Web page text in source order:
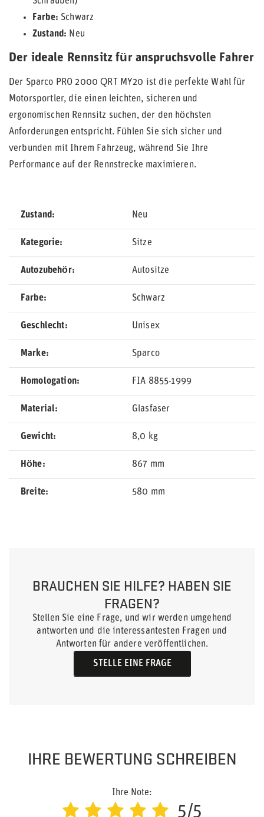
Farbe: Schwarz
Zustand: Neu
Der ideale Rennsitz für anspruchsvolle Fahrer
Der Sparco PRO 2000 QRT MY20 ist die perfekte Wahl für
Motorsportler, die einen leichten, sicheren und
ergonomischen Rennsitz suchen, der den höchsten
Anforderungen entspricht. Fühlen Sie sich sicher und
verbunden mit Ihrem Fahrzeug, während Sie Ihre
Performance auf der Rennstrecke maximieren.
Zustand Neu
Kategorie Sitze
Autozubehör Autositze
Farbe Schwarz
Geschlecht Unisex
Marke Sparco
Homologation FIA 8855-1999
Material Glasfaser
Gewicht 8,0 kg
Höhe 867 mm
Breite 580 mm
BRAUCHEN SIE HILFE? HABEN SIE
FRAGEN?
Stellen Sie eine Frage, und wir werden umgehend
antworten und die interessantesten Fragen und
Antworten für andere veröffentlichen.
STELLE EINE FRAGE
IHRE BEWERTUNG SCHREIBEN
Ihre Note:
5/5